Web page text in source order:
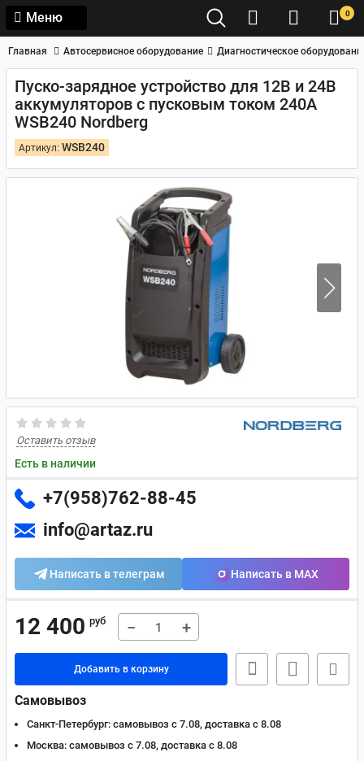
Меню 0
Главная Автосервисное оборудование Диагностическое
Пуско-зарядное устройство для 12В и 24В
аккумуляторов с пусковым током 240A
WSB240 Nordberg
Артикул: WSB240
Оставить отзыв
Есть в наличии
+7(958)762-88-45
info@artaz.ru
Написать в телеграм Написать в MAX
12 400 руб − +
Добавить в корзину
Самовывоз
Санкт-Петербург: самовывоз с 7.08, доставка c 8.08
Москва: самовывоз с 7.08, доставка c 8.08